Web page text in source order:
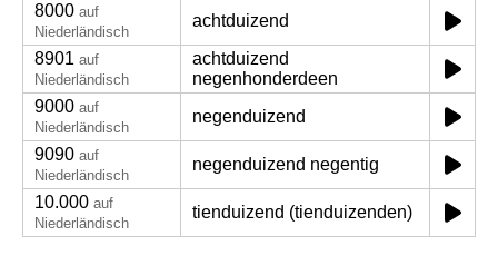
8000 auf
Niederländisch
achtduizend
8901 auf
Niederländisch
achtduizend
negenhonderdeen
9000 auf
Niederländisch
negenduizend
9090 auf
Niederländisch
negenduizend negentig
10.000 auf
Niederländisch
tienduizend (tienduizenden)